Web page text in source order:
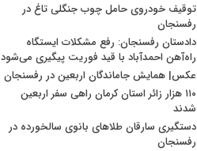
توقیف خودروی حامل چوب جنگلی تاغ در
رفسنجان
دادستان رفسنجان: رفع مشکلات ایستگاه
راه‌آهن احمدآباد با قید فوریت پیگیری می‌شود
عکس| همایش جاماندگان اربعین در رفسنجان
۱۱۰ هزار زائر استان کرمان راهی سفر اربعین
شدند
دستگیری سارقان طلاهای بانوی سالخورده در
رفسنجان